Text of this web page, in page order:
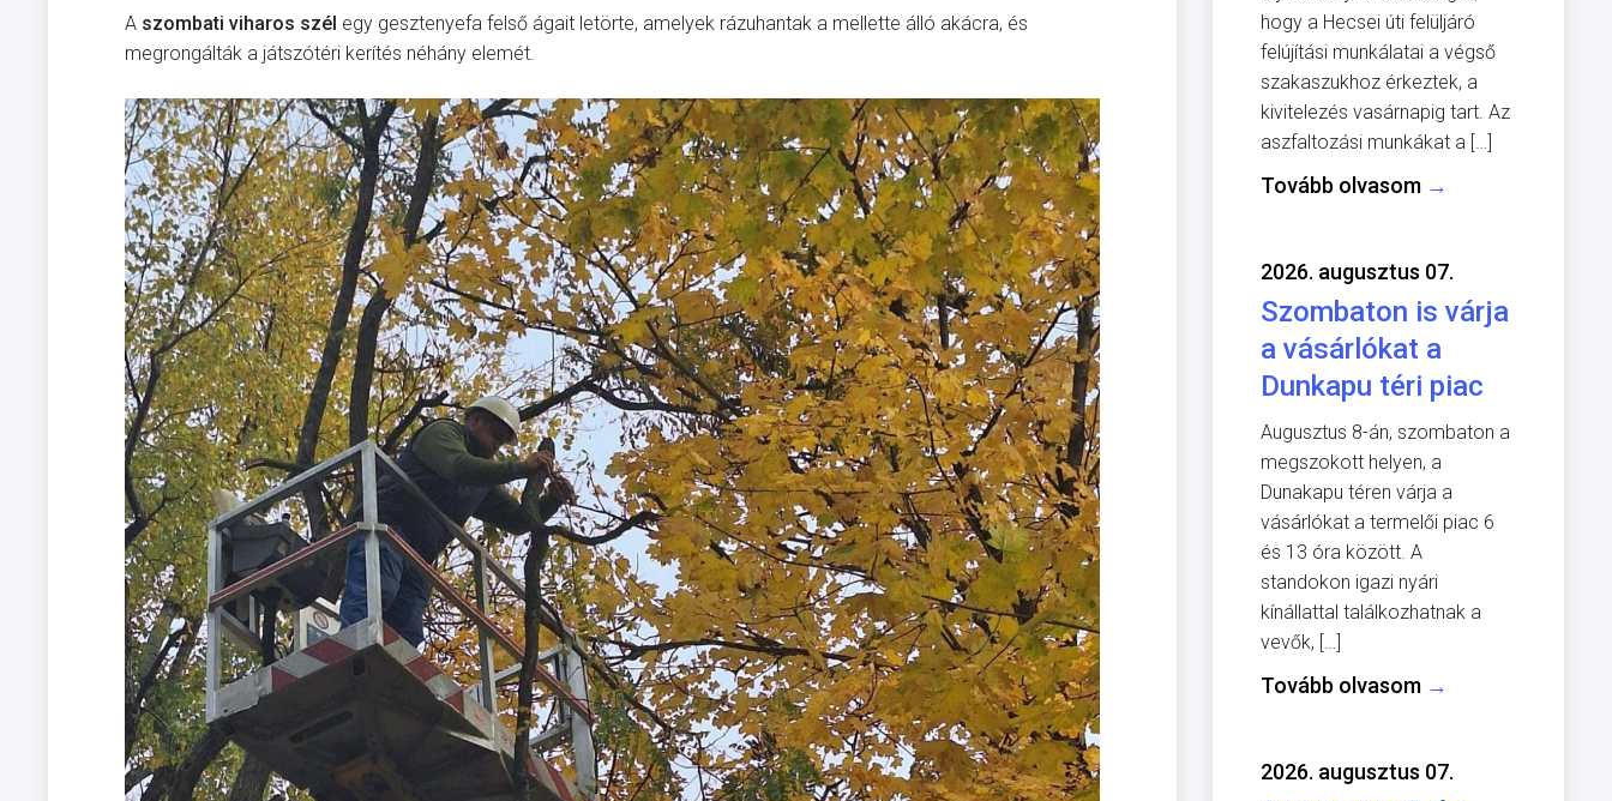
A szombati viharos szél egy gesztenyefa felső ágait letörte, amelyek rázuhantak a mellette álló akácra, és
megrongálták a játszótéri kerítés néhány elemét.
hogy a Hecsei úti felüljáró
felújítási munkálatai a végső
szakaszukhoz érkeztek, a
kivitelezés vasárnapig tart. Az
aszfaltozási munkákat a […]
Tovább olvasom →
2026. augusztus 07.
Szombaton is várja
a vásárlókat a
Dunkapu téri piac
Augusztus 8-án, szombaton a
megszokott helyen, a
Dunakapu téren várja a
vásárlókat a termelői piac 6
és 13 óra között. A
standokon igazi nyári
kínállattal találkozhatnak a
vevők, […]
Tovább olvasom →
2026. augusztus 07.